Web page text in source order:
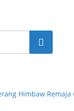
Cari
Himbaw Remaja